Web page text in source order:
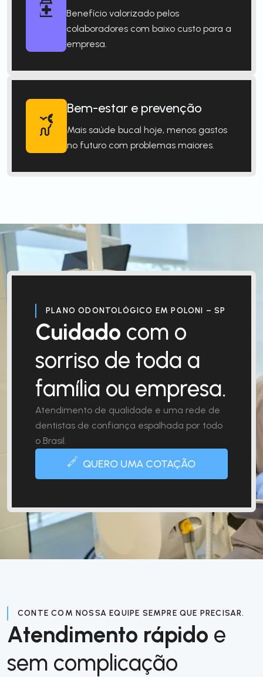
Benefício valorizado pelos
colaboradores com baixo custo para a
empresa.
Bem-estar e prevenção
Mais saúde bucal hoje, menos gastos
no futuro com problemas maiores.
PLANO ODONTOLÓGICO EM POLONI – SP
Cuidado com o
sorriso de toda a
família ou empresa.
Atendimento de qualidade e uma rede de
dentistas de confiança espalhada por todo
o Brasil.
QUERO UMA COTAÇÃO
CONTE COM NOSSA EQUIPE SEMPRE QUE PRECISAR.
Atendimento rápido e
sem complicação